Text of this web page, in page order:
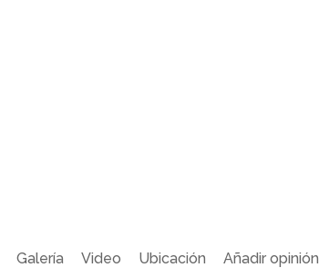
Galería Video Ubicación Añadir opinión